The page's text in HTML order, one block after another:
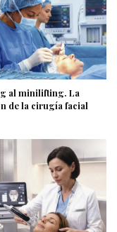
al minilifting. La
de la cirugía facial